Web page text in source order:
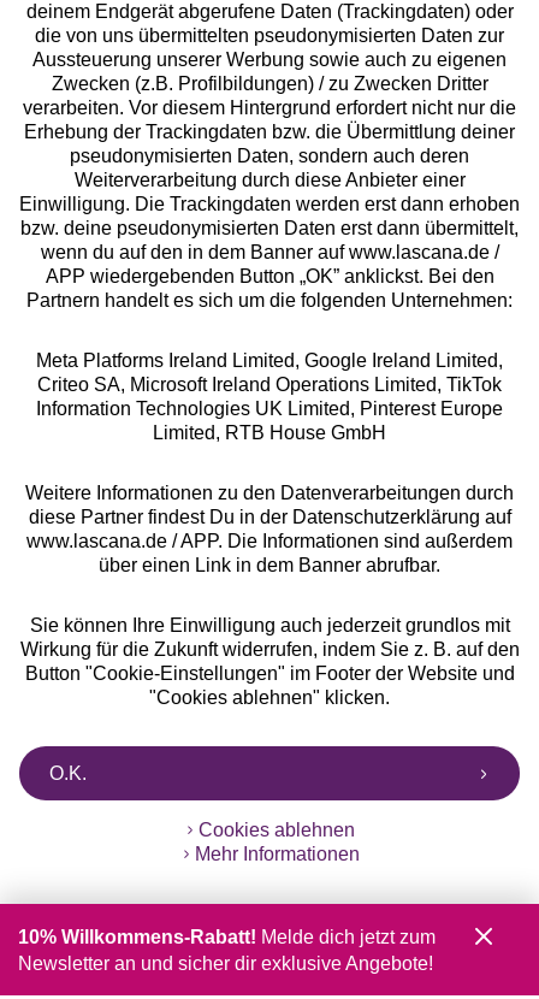
Services
Beratung
Über uns
Rechtliches
Alle Preise inkl. MwSt., zzgl.
Versandkosten
** Bonität vorausgesetzt, berechtigt zur Bonitätsprüfung
deinem Endgerät abgerufene Daten (Trackingdaten) oder
die von uns übermittelten pseudonymisierten Daten zur
Aussteuerung unserer Werbung sowie auch zu eigenen
Zwecken (z.B. Profilbildungen) / zu Zwecken Dritter
verarbeiten. Vor diesem Hintergrund erfordert nicht nur die
Erhebung der Trackingdaten bzw. die Übermittlung deiner
pseudonymisierten Daten, sondern auch deren
Weiterverarbeitung durch diese Anbieter einer
Einwilligung. Die Trackingdaten werden erst dann erhoben
bzw. deine pseudonymisierten Daten erst dann übermittelt,
wenn du auf den in dem Banner auf www.lascana.de /
APP wiedergebenden Button „OK” anklickst. Bei den
Partnern handelt es sich um die folgenden Unternehmen:
Meta Platforms Ireland Limited, Google Ireland Limited,
Criteo SA, Microsoft Ireland Operations Limited, TikTok
Information Technologies UK Limited, Pinterest Europe
Limited, RTB House GmbH
Weitere Informationen zu den Datenverarbeitungen durch
diese Partner findest Du in der Datenschutzerklärung auf
www.lascana.de / APP. Die Informationen sind außerdem
über einen Link in dem Banner abrufbar.
Sie können Ihre Einwilligung auch jederzeit grundlos mit
Wirkung für die Zukunft widerrufen, indem Sie z. B. auf den
Button "Cookie-Einstellungen" im Footer der Website und
"Cookies ablehnen" klicken.
O.K.
Cookies ablehnen
Mehr Informationen
10% Willkommens-Rabatt! Melde dich jetzt zum
Newsletter an und sicher dir exklusive Angebote!